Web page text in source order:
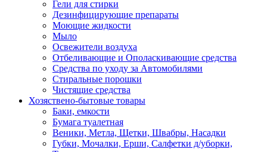
Гели для стирки
Дезинфицирующие препараты
Моющие жидкости
Мыло
Освежители воздуха
Отбеливающие и Ополаскивающие средства
Средства по уходу за Автомобилями
Стиральные порошки
Чистящие средства
Хозяствено-бытовые товары
Баки, емкости
Бумага туалетная
Веники, Метла, Щетки, Швабры, Насадки
Губки, Мочалки, Ерши, Салфетки д/уборки,